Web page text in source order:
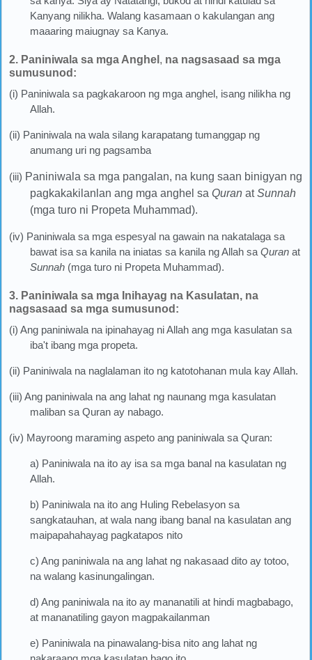
Kanyang nilikha. Walang kasamaan o kakulangan ang
maaaring maiugnay sa Kanya.
2. Paniniwala sa mga Anghel , na nagsasaad sa mga
sumusunod:
(i) Paniniwala sa pagkakaroon ng mga anghel, isang nilikha ng
Allah.
(ii) Paniniwala na wala silang karapatang tumanggap ng
anumang uri ng pagsamba
(iii) Paniniwala sa mga pangalan, na kung saan binigyan ng
pagkakakilanlan ang mga anghel sa QuranatSunnah
(mga turo ni Propeta Muhammad).
(iv) Paniniwala sa mga espesyal na gawain na nakatalaga sa
bawat isa sa kanila na iniatas sa kanila ng Allah sa Quran at
Sunnah (mga turo ni Propeta Muhammad).
3. Paniniwala sa mga Inihayag na Kasulatan, na
nagsasaad sa mga sumusunod:
(i) Ang paniniwala na ipinahayag ni Allah ang mga kasulatan sa
iba't ibang mga propeta.
(ii) Paniniwala na naglalaman ito ng katotohanan mula kay Allah.
(iii) Ang paniniwala na ang lahat ng naunang mga kasulatan
maliban sa Quran ay nabago.
(iv) Mayroong maraming aspeto ang paniniwala sa Quran:
a) Paniniwala na ito ay isa sa mga banal na kasulatan ng
Allah.
b) Paniniwala na ito ang Huling Rebelasyon sa
sangkatauhan, at wala nang ibang banal na kasulatan ang
maipapahahayag pagkatapos nito
c) Ang paniniwala na ang lahat ng nakasaad dito ay totoo,
na walang kasinungalingan.
d) Ang paniniwala na ito ay mananatili at hindi magbabago,
at mananatiling gayon magpakailanman
e) Paniniwala na pinawalang-bisa nito ang lahat ng